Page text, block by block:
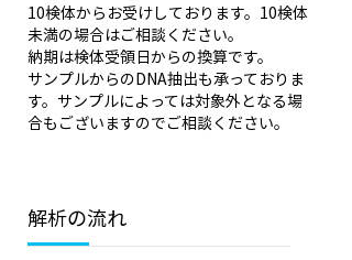
10検体からお受けしております。10検体
未満の場合はご相談ください。
納期は検体受領日からの換算です。
サンプルからのDNA抽出も承っておりま
す。サンプルによっては対象外となる場
合もございますのでご相談ください。
解析の流れ